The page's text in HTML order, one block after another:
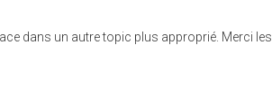
dans un autre topic plus approprié. Merci les